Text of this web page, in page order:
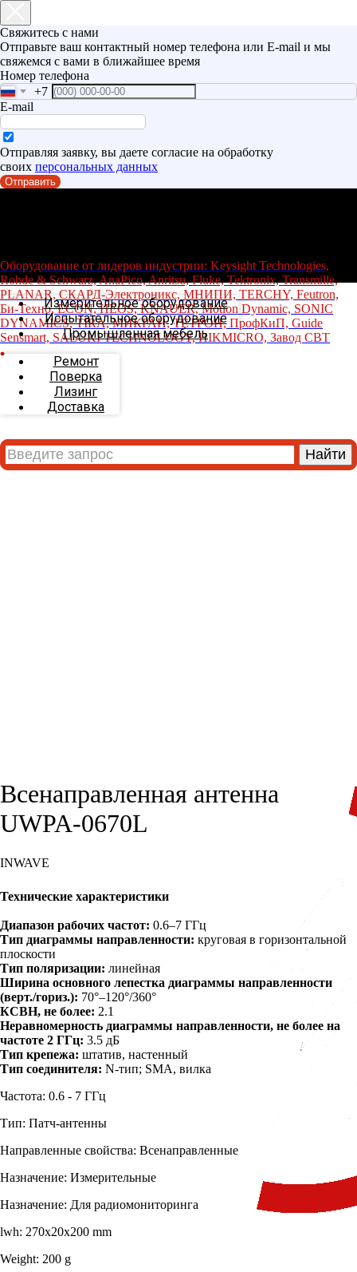
Свяжитесь с нами
Отправьте ваш контактный номер телефона или E-mail и мы
свяжемся с вами в ближайшее время
Номер телефона
+7
E-mail
Отправляя заявку, вы даете согласие на обработку
своих персональных данных
Отправить
Оборудование от лидеров индустрии: Keysight Technologies,
Rohde & Schwarz, AnaPico, Anritsu, Fluke, Tektronix, Transmille,
PLANAR, СКАРД-Электроникс, МНИПИ, TERCHY, Feutron,
Би-Техно, ECON, HEOS, KNAUER, Motion Dynamic, SONIC
DYNAMICS, TIRA, МИКРАН, ТЕТРОН, ПрофКиП, Guide
Sensmart, SALUKI TECHNOLOGY, HIKMICRO, Завод СВТ
Измерительное оборудование
Испытательное оборудование
Промышленная мебель
Ремонт
Поверка
Лизинг
Доставка
Всенаправленная антенна
UWPA-0670L
INWAVE
Технические характеристики
Диапазон рабочих частот: 0.6–7 ГГц
Тип диаграммы направленности: круговая в горизонтальной
плоскости
Тип поляризации: линейная
Ширина основного лепестка диаграммы направленности
(верт./гориз.): 70°–120°/360°
КСВН, не более: 2.1
Неравномерность диаграммы направленности, не более на
частоте 2 ГГц: 3.5 дБ
Тип крепежа: штатив, настенный
Тип соединителя: N-тип; SMA, вилка
Частота: 0.6 - 7 ГГц
Тип: Патч-антенны
Направленные свойства: Всенаправленные
Назначение: Измерительные
Назначение: Для радиомониторинга
lwh: 270x20x200 mm
Weight: 200 g